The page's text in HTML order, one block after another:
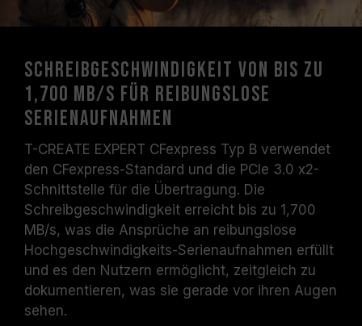
Schreibgeschwindigkeit von bis zu
1,700 MB/s für reibungslose
Serienaufnahmen
T-CREATE EXPERT CFexpress Typ B verwendet
den CFexpress-Standard und die PCIe 3.0 x2-
Schnittstelle für die Übertragung. Die
Schreibgeschwindigkeit erreicht bis zu 1,700
MB/s, was die Ansprüche an reibungslose
Hochgeschwindigkeits-Serienaufnahmen erfüllt
und es den Nutzern ermöglicht, zeitgleich zu
dokumentieren, was sie gerade vor ihren Augen
sehen.